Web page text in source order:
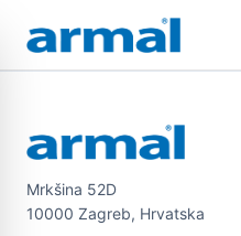
Preskoči na glavni sadržaj
Mrkšina 52D
10000 Zagreb, Hrvatska